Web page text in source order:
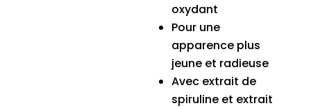
oxydant
Pour une
apparence plus
jeune et radieuse
Avec extrait de
spiruline et extrait